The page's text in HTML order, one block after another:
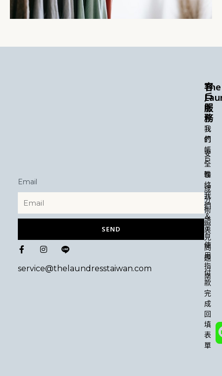
The
關
於
我
們
安
全
性
成
分
術
語
表
使
用
指
南
客
戶
服
務
我
的
帳
戶
聯
絡
我
們
＆
常
見
問
題
付
款
完
成
回
填
表
單
Email
SEND
F
a
e
n
t
a
service@thelaundresstaiwan.com